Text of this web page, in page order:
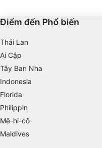
Điểm đến Phổ biến
Thái Lan
Ai Cập
Tây Ban Nha
Indonesia
Florida
Philippin
Mê-hi-cô
Maldives
Measure content
combinations of data
Develop and improve
Use limited data to select